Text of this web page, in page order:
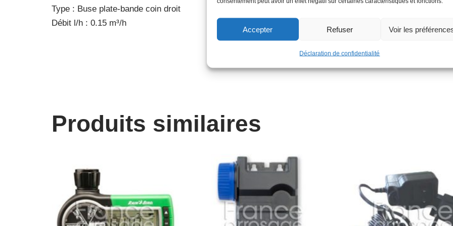
Accepter Refuser Voir les
Déclaration de confidentialité
Type : Buse plate-bande coin droit
Débit l/h : 0.15 m³/h
Produits similaires